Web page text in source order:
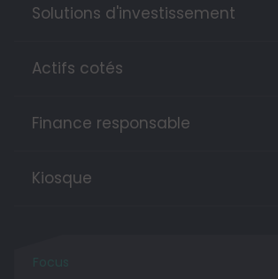
Solutions d'investissement
Actifs cotés
Finance responsable
Kiosque